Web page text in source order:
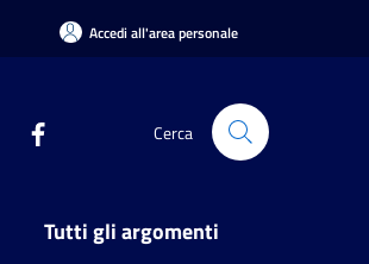
Accedi all'area personale
Cerca
Tutti gli argomenti